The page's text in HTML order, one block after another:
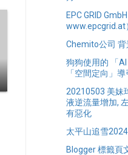
EPC GRID
www.epcgrid.at
Chemito公司 背
狗狗使用的 「
「空間定向」
20210503 美妹
液逆流量增加,
有惡化
太平山追雪
Blogger 標籤頁